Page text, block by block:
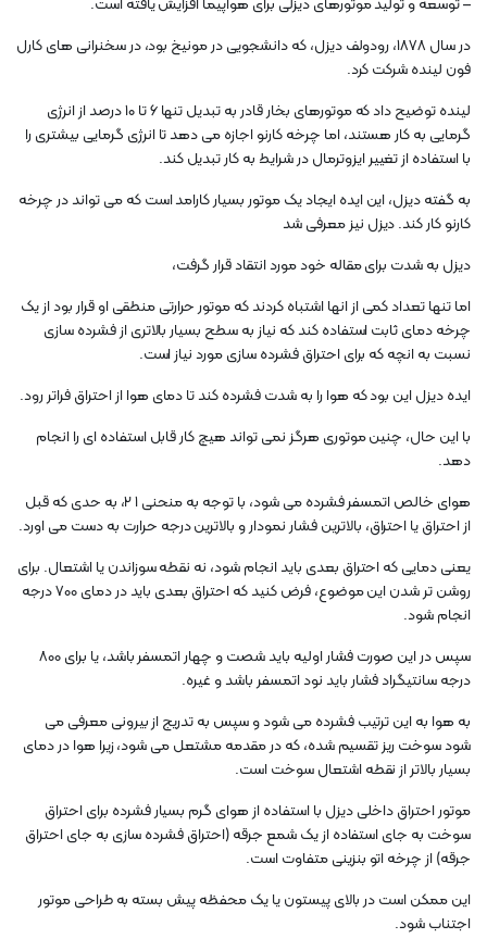
– توسعه و تولید موتورهای دیزلی برای هواپیما افزایش یافته است.
در سال 1878، رودولف دیزل، که دانشجویی در مونیخ بود، در سخنرانی های کارل
فون لینده شرکت کرد.
لینده توضیح داد که موتورهای بخار قادر به تبدیل تنها ۶ تا ۱۰ درصد از انرژی
گرمایی به کار هستند، اما چرخه کارنو اجازه می دهد تا انرژی گرمایی بیشتری را
با استفاده از تغییر ایزوترمال در شرایط به کار تبدیل کند.
به گفته دیزل، این ایده ایجاد یک موتور بسیار کارامد است که می تواند در چرخه
کارنو کار کند. دیزل نیز معرفی شد
دیزل به شدت برای مقاله خود مورد انتقاد قرار گرفت،
اما تنها تعداد کمی از انها اشتباه کردند که موتور حرارتی منطقی او قرار بود از یک
چرخه دمای ثابت استفاده کند که نیاز به سطح بسیار بالاتری از فشرده سازی
نسبت به انچه که برای احتراق فشرده سازی مورد نیاز است.
ایده دیزل این بود که هوا را به شدت فشرده کند تا دمای هوا از احتراق فراتر رود.
با این حال، چنین موتوری هرگز نمی تواند هیچ کار قابل استفاده ای را انجام
دهد.
هوای خالص اتمسفر فشرده می شود، با توجه به منحنی 1 2، به حدی که قبل
از احتراق یا احتراق، بالاترین فشار نمودار و بالاترین درجه حرارت به دست می اورد.
یعنی دمایی که احتراق بعدی باید انجام شود، نه نقطه سوزاندن یا اشتعال. برای
روشن تر شدن این موضوع، فرض کنید که احتراق بعدی باید در دمای 700 درجه
انجام شود.
سپس در این صورت فشار اولیه باید شصت و چهار اتمسفر باشد، یا برای 800
درجه سانتیگراد فشار باید نود اتمسفر باشد و غیره.
به هوا به این ترتیب فشرده می شود و سپس به تدریج از بیرونی معرفی می
شود سوخت ریز تقسیم شده، که در مقدمه مشتعل می شود، زیرا هوا در دمای
بسیار بالاتر از نقطه اشتعال سوخت است.
موتور احتراق داخلی دیزل با استفاده از هوای گرم بسیار فشرده برای احتراق
سوخت به جای استفاده از یک شمع جرقه (احتراق فشرده سازی به جای احتراق
جرقه) از چرخه اتو بنزینی متفاوت است.
این ممکن است در بالای پیستون یا یک محفظه پیش بسته به طراحی موتور
اجتناب شود.